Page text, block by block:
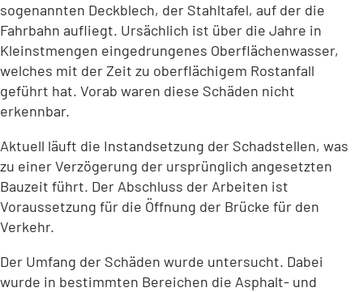
sogenannten Deckblech, der Stahltafel, auf der die
Fahrbahn aufliegt. Ursächlich ist über die Jahre in
Kleinstmengen eingedrungenes Oberflächenwasser,
welches mit der Zeit zu oberflächigem Rostanfall
geführt hat. Vorab waren diese Schäden nicht
erkennbar.
Aktuell läuft die Instandsetzung der Schadstellen, was
zu einer Verzögerung der ursprünglich angesetzten
Bauzeit führt. Der Abschluss der Arbeiten ist
Voraussetzung für die Öffnung der Brücke für den
Verkehr.
Der Umfang der Schäden wurde untersucht. Dabei
wurde in bestimmten Bereichen die Asphalt- und